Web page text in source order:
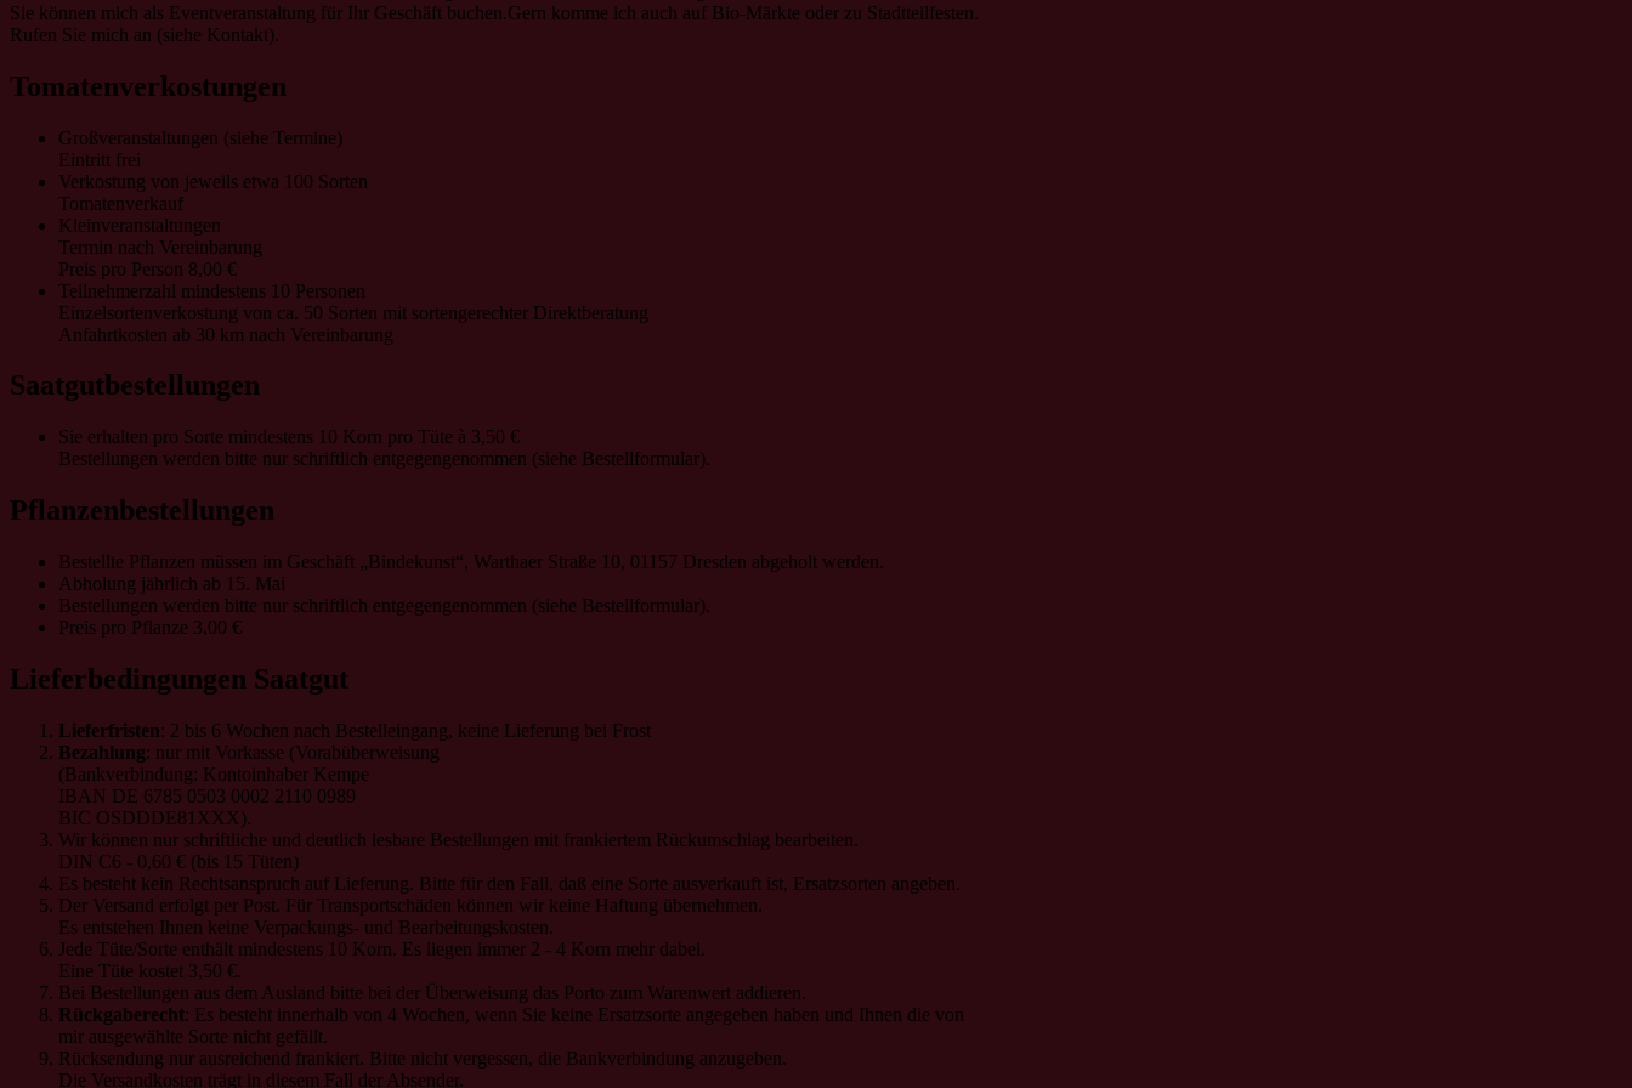
Sie können mich als Eventveranstaltung für Ihr Geschäft buchen.Gern komme ich auch auf Bio-Märkte oder zu Stadtteilfesten.
Rufen Sie mich an (siehe Kontakt).
Tomatenverkostungen
Großveranstaltungen (siehe Termine)
Eintritt frei
Verkostung von jeweils etwa 100 Sorten
Tomatenverkauf
Kleinveranstaltungen
Termin nach Vereinbarung
Preis pro Person 8,00 €
Teilnehmerzahl mindestens 10 Personen
Einzelsortenverkostung von ca. 50 Sorten mit sortengerechter Direktberatung
Anfahrtkosten ab 30 km nach Vereinbarung
Saatgutbestellungen
Sie erhalten pro Sorte mindestens 10 Korn pro Tüte à 3,50 €
Bestellungen werden bitte nur schriftlich entgegengenommen (siehe Bestellformular).
Pflanzenbestellungen
Bestellte Pflanzen müssen im Geschäft „Bindekunst“, Warthaer Straße 10, 01157 Dresden abgeholt werden.
Abholung jährlich ab 15. Mai
Bestellungen werden bitte nur schriftlich entgegengenommen (siehe Bestellformular).
Preis pro Pflanze 3,00 €
Lieferbedingungen Saatgut
Lieferfristen: 2 bis 6 Wochen nach Bestelleingang, keine Lieferung bei Frost
Bezahlung: nur mit Vorkasse (Vorabüberweisung
(Bankverbindung: Kontoinhaber Kempe
IBAN DE 6785 0503 0002 2110 0989
BIC OSDDDE81XXX).
Wir können nur schriftliche und deutlich lesbare Bestellungen mit frankiertem Rückumschlag bearbeiten.
DIN C6 - 0,60 € (bis 15 Tüten)
Es besteht kein Rechtsanspruch auf Lieferung. Bitte für den Fall, daß eine Sorte ausverkauft ist, Ersatzsorten angeben.
Der Versand erfolgt per Post. Für Transportschäden können wir keine Haftung übernehmen.
Es entstehen Ihnen keine Verpackungs- und Bearbeitungskosten.
Jede Tüte/Sorte enthält mindestens 10 Korn. Es liegen immer 2 - 4 Korn mehr dabei.
Eine Tüte kostet 3,50 €.
Bei Bestellungen aus dem Ausland bitte bei der Überweisung das Porto zum Warenwert addieren.
Rückgaberecht: Es besteht innerhalb von 4 Wochen, wenn Sie keine Ersatzsorte angegeben haben und Ihnen die von
mir ausgewählte Sorte nicht gefällt.
Rücksendung nur ausreichend frankiert. Bitte nicht vergessen, die Bankverbindung anzugeben.
Die Versandkosten trägt in diesem Fall der Absender.